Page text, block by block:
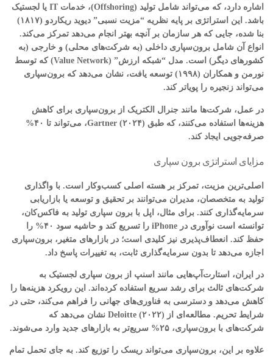
اشاره دارد، که می‌تواند شامل تولید (Offshoring)، خدمات IT یا لجستیک
باشد. این استراتژی بر پایه نظریه “مزیت نسبی” دیوید ریکاردو (۱۸۱۷)
بنا شده، جایی که هر سازمان بر آنچه بهتر انجام می‌دهد تمرکز می‌کند.
انواع آن شامل برون‌سپاری داخلی (به شرکت‌های محلی) و خارجی (به
کشورهای دیگر) است. مدل “شبکه ارزش” (Value Network) که توسط
نورمن و همکاران (۱۹۹۸) توسعه یافت، نشان می‌دهد که برون‌سپاری
می‌تواند زنجیره را پویاتر کند.
در عمل، شرکت‌ها مانند جنرال الکتریک از برون‌سپاری برای کاهش
هزینه‌ها استفاده می‌کنند، که طبق Gartner (۲۰۲۴)، می‌تواند تا ۴۰%
صرفه‌جویی ایجاد کند.
مزایای استراتژی برون سپاری
اصلی‌ترین مزیت، تمرکز بر هسته اصلی کسب‌وکار است. با واگذاری
تولید به متخصصان، مدیران می‌توانند بر تحقیق و توسعه یا بازاریابی
سرمایه‌گذاری کنند. برای مثال، اپل با برون سپاری تولید به فاکس‌کان،
توانسته است نوآوری در iPhone را تسریع کند و حاشیه سود ۴۰% را
حفظ کند. انعطاف‌پذیری نیز کلیدی است؛ در بازارهای متغیر، برون‌سپاری
اجازه می‌دهد تا بدون سرمایه‌گذاری ثابت، به تغییرات پاسخ داد.
در ایران، استارت‌آپ‌هایی مانند اسنپ از برون سپاری لجستیک به
شرکت‌های ثالث برای رشد سریع استفاده کرده‌اند. این رویکرد هزینه‌ها را
کاهش می‌دهد و دسترسی به فناوری‌های جهانی را فراهم می‌کند، حتی در
شرایط تحریم. مطالعه‌ای از Deloitte (۲۰۲۲) نشان می‌دهد که
شرکت‌های با برون‌سپاری، ۲۵% سریع‌تر به بازارهای جدید وارد می‌شوند.
علاوه بر این، برون‌سپاری می‌تواند ریسک را توزیع کند. به جای تحمل تمام